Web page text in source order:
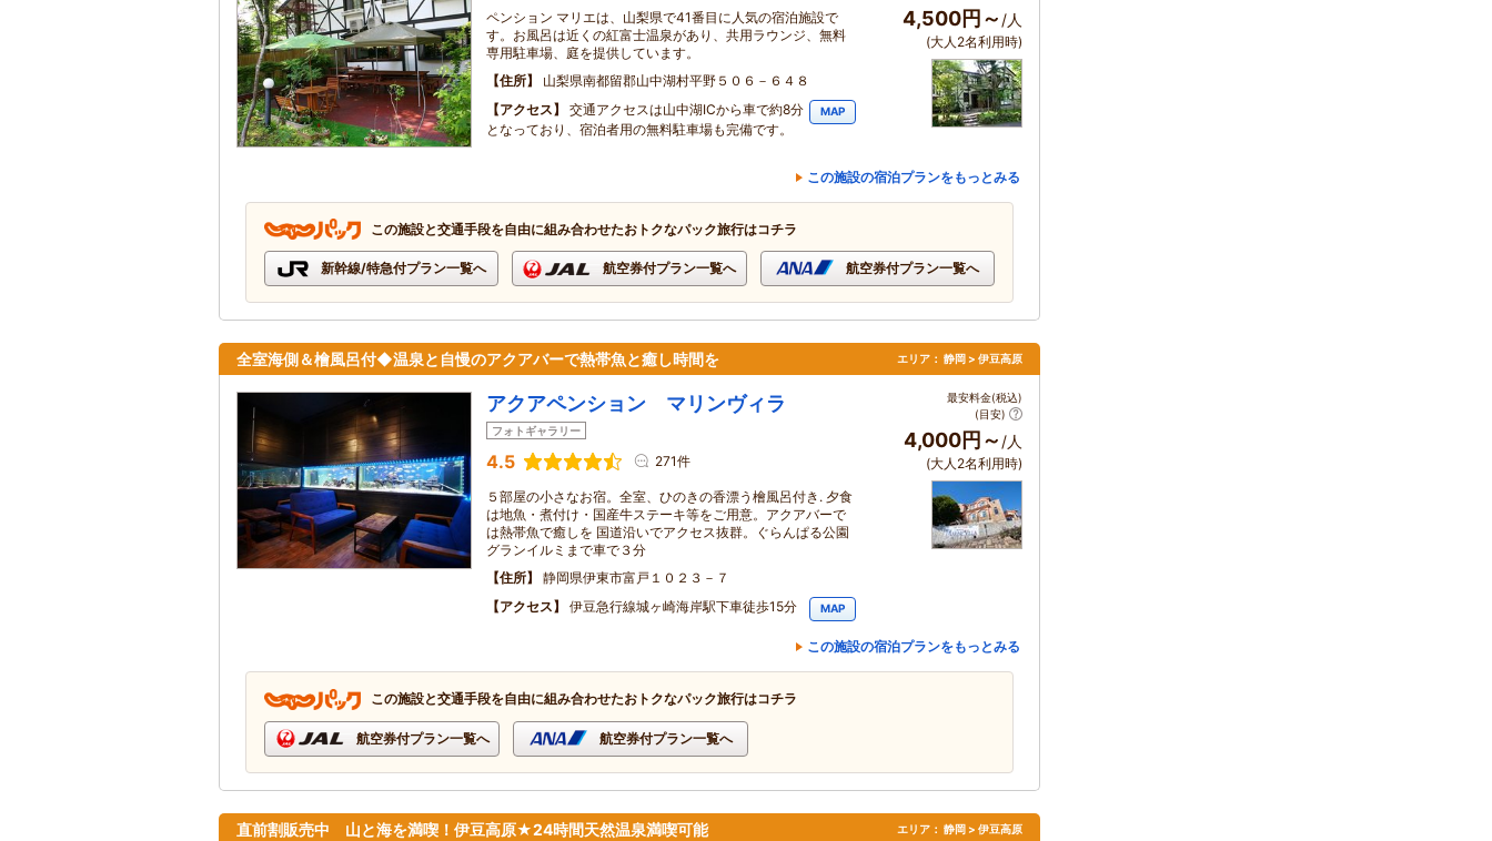
ペンション マリエは、山梨県で41番目に人気の宿泊施設で
す。お風呂は近くの紅富士温泉があり、共用ラウンジ、無料
専用駐車場、庭を提供しています。
住所
山梨県南都留郡山中湖村平野５０６－６４８
アクセス
交通アクセスは山中湖ICから車で約8分
となっており、宿泊者用の無料駐車場も完備です。
MAP
4,500円～ /人
(大人2名利用時)
この施設の宿泊プランをもっとみる
この施設と交通手段を自由に組み合わせたおトクなパック旅行はコチラ
新幹線/特急付プラン一覧へ 航空券付プラン一覧へ 航空券付プラン一覧へ
全室海側＆檜風呂付◆温泉と自慢のアクアバーで熱帯魚と癒し時間を エリア： 静岡 > 伊豆高原
アクアペンション マリンヴィラ
フォトギャラリー
4.5 271件
５部屋の小さなお宿。全室、ひのきの香漂う檜風呂付き. 夕食
は地魚・煮付け・国産牛ステーキ等をご用意。アクアバーで
は熱帯魚で癒しを 国道沿いでアクセス抜群。ぐらんぱる公園
グランイルミまで車で３分
住所
静岡県伊東市富戸１０２３－７
アクセス
伊豆急行線城ヶ崎海岸駅下車徒歩15分 MAP
最安料金(税込)
(目安)
4,000円～/人
(大人2名利用時)
この施設の宿泊プランをもっとみる
この施設と交通手段を自由に組み合わせたおトクなパック旅行はコチラ
航空券付プラン一覧へ 航空券付プラン一覧へ
直前割販売中 山と海を満喫！伊豆高原★24時間天然温泉満喫可能 エリア： 静岡 > 伊豆高原